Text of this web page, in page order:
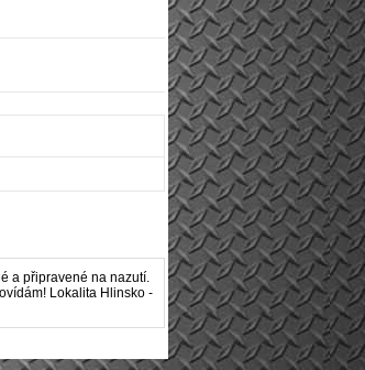
a připravené na nazutí.
Lokalita Hlinsko -